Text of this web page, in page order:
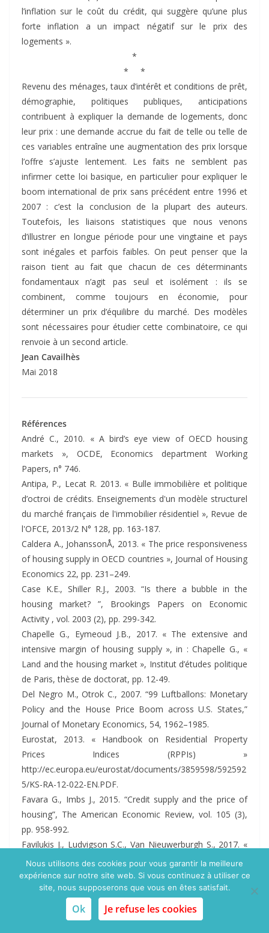
l’inflation sur le coût du crédit, qui suggère qu’une plus
forte inflation a un impact négatif sur le prix des
logements ».
*
* *
Revenu des ménages, taux d’intérêt et conditions de prêt,
démographie, politiques publiques, anticipations
contribuent à expliquer la demande de logements, donc
leur prix : une demande accrue du fait de telle ou telle de
ces variables entraîne une augmentation des prix lorsque
l’offre s’ajuste lentement. Les faits ne semblent pas
infirmer cette loi basique, en particulier pour expliquer le
boom international de prix sans précédent entre 1996 et
2007 : c’est la conclusion de la plupart des auteurs.
Toutefois, les liaisons statistiques que nous venons
d’illustrer en longue période pour une vingtaine et pays
sont inégales et parfois faibles. On peut penser que la
raison tient au fait que chacun de ces déterminants
fondamentaux n’agit pas seul et isolément : ils se
combinent, comme toujours en économie, pour
déterminer un prix d’équilibre du marché. Des modèles
sont nécessaires pour étudier cette combinatoire, ce qui
renvoie à un second article.
Jean Cavailhès
Mai 2018
Références
André C., 2010. « A bird’s eye view of OECD housing
markets », OCDE, Economics department Working
Papers, n° 746.
Antipa, P., Lecat R. 2013. « Bulle immobilière et politique
d’octroi de crédits. Enseignements d'un modèle structurel
du marché français de l'immobilier résidentiel », Revue de
l'OFCE, 2013/2 N° 128, pp. 163-187.
Caldera A., JohanssonÅ, 2013. « The price responsiveness
of housing supply in OECD countries », Journal of Housing
Economics 22, pp. 231–249.
Case K.E., Shiller R.J., 2003. “Is there a bubble in the
housing market? ”, Brookings Papers on Economic
Activity , vol. 2003 (2), pp. 299-342.
Chapelle G., Eymeoud J.B., 2017. « The extensive and
intensive margin of housing supply », in : Chapelle G., «
Land and the housing market », Institut d’études politique
de Paris, thèse de doctorat, pp. 12-49.
Del Negro M., Otrok C., 2007. “99 Luftballons: Monetary
Policy and the House Price Boom across U.S. States,”
Journal of Monetary Economics, 54, 1962–1985.
Eurostat, 2013. « Handbook on Residential Property
Prices Indices (RPPIs) »
http://ec.europa.eu/eurostat/documents/3859598/592592
5/KS-RA-12-022-EN.PDF.
Favara G., Imbs J., 2015. “Credit supply and the price of
housing”, The American Economic Review, vol. 105 (3),
pp. 958-992.
Favilukis J., Ludvigson S.C., Van Nieuwerburgh S., 2017. «
The macroeconomic effects of housing wealth, housing
finance, and limited risk-sharing in general equilibrium »,
Journal of Political Economy, vol. 125 (1).
Girouard N., Mike K., van den Noord P., André C., 2006. «
Recent house price developments : The role of
Nous utilisons des cookies pour vous garantir la meilleure
expérience sur notre site web. Si vous continuez à utiliser ce
site, nous supposerons que vous en êtes satisfait.
Ok Je refuse les cookies